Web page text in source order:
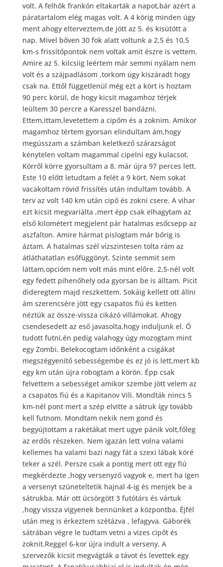
volt. A felhők frankón eltakarták a napot,bár azért a
páratartalom elég magas volt. A 4 körig minden úgy
ment ahogy elterveztem,de jött az 5. és kisütött a
nap. Mivel bőven 30 fok alatt voltunk a 2,5 és 10,5
km-s frissítőpontok nem voltak amit észre is vettem.
Amire az 5. kilcsiig leértem már semmi nyálam nem
volt és a szájpadlásom ,torkom úgy kiszáradt hogy
csak na. Ettől függetlenül még ezt a kört is hoztam
90 perc körül, de hogy kicsit magamhoz térjek
leültem 30 percre a Karesszel bandázni.
Ettem,ittam,levetettem a cipőm és a zoknim. Amikor
magamhoz tértem gyorsan elindultam ám,hogy
megússzam a számban keletkező szárazságot
kénytelen voltam magammal cipelni egy kulacsot.
Körről körre gyorsultam a 8. már újra 97 perces lett.
Este 10 előtt letudtam a felét a 9 kört. Nem sokat
vacakoltam rövid frissítés után indultam tovább. A
terv az volt 140 km után cipő és zokni csere. A vihar
ezt kicsit megvariálta ,mert épp csak elhagytam az
első kilométert megjelent pár hatalmas esőcsepp az
aszfalton. Amire hármat pislogtam már bőrig is
áztam. A hatalmas szél vízszintesen tolta rám az
átláthatatlan esőfüggönyt. Szinte semmit sem
láttam,opcióm nem volt más mint előre. 2,5-nél volt
egy fedett pihenőhely oda gyorsan be is álltam. Picit
dideregtem majd reszkettem. Sokáig kellett ott állni
ám szerencsére jött egy csapatos fiú és ketten
néztük az össze-vissza cikázó villámokat. Ahogy
csendesedett az eső javasolta,hogy induljunk el. Ő
tudott futni,én pedig valahogy úgy mozogtam mint
egy Zombi. Belekocogtam időnként a csigákat
megszégyenítő sebességembe és ez jó is lett,mert kb
egy km után újra robogtam a körön. Épp csak
felvettem a sebességet amikor szembe jött velem az
a csapatos fiú és a Kapitanov Vili. Mondták nincs 5
km-nél pont mert a szép elvitte a sátruk így tovább
kell futnom. Mondtam nekik nem gond és
begyújtottam a rakétákat mert ugye pánik volt,főleg
az erdős részeken. Nem igazán lett volna valami
kellemes ha valami bazi nagy fát a szexi lábak köré
teker a szél. Persze csak a pontig mert ott egy fiú
megkérdezte ,hogy versenyző vagyok e, mert ha igen
a versenyt szüneteltetik hajnal 4-ig és menjek be a
sátrukba. Már ott ücsörgött 3 futótárs és vártuk
,hogy vissza vigyenek bennünket a központba. Éjfél
után meg is érkeztem szétázva , lefagyva. Gáborék
sátrában végre le tudtam vetni a vizes cipőt és
zoknit.Reggel 6-kor újra indult a verseny. A
szervezők kicsit megvágták a távot és levettek egy